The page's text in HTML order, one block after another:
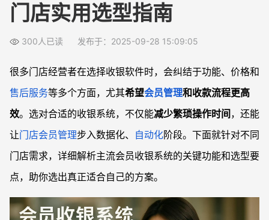
收银系统如何兼容现有设备和第三方平台？
会员收银系统能帮门店解决哪些实际问题？
收银软件的会员功能差异大吗？
门店实用选型指南
300人已读 发布于：2025-09-28 15:09:05
很多门店经营者在选择收银软件时，会纠结于功能、价格和
售后服务等多个方面，尤其希望会员管理和收款流程更高
效。选对合适的收银系统，不仅能减少繁琐操作时间 ，还能
让门店会员管理步入数据化、 自动化阶段。下面就针对不同
门店需求，详细解析主流会员收银系统的关键功能和选型要
点，助你选出真正适合自己的方案。